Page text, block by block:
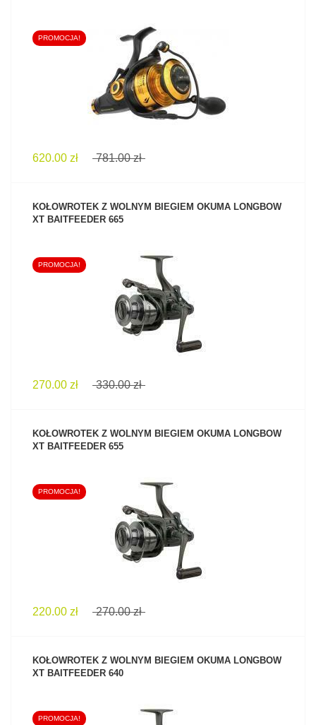
ZOBACZ PRODUKT
PROMOCJA!
620.00 zł 781.00 zł
KOŁOWROTEK Z WOLNYM BIEGIEM OKUMA LONGBOW
XT BAITFEEDER 665
ZOBACZ PRODUKT
PROMOCJA!
270.00 zł 330.00 zł
KOŁOWROTEK Z WOLNYM BIEGIEM OKUMA LONGBOW
XT BAITFEEDER 655
ZOBACZ PRODUKT
PROMOCJA!
220.00 zł 270.00 zł
KOŁOWROTEK Z WOLNYM BIEGIEM OKUMA LONGBOW
XT BAITFEEDER 640
PROMOCJA!